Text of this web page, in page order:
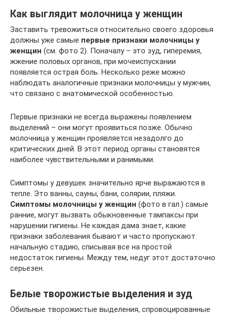
Как выглядит молочница у женщин
Заставить тревожиться относительно своего здоровья
должны уже самые первые признаки молочницы у
женщин (см. фото 2). Поначалу – это зуд, гиперемия,
жжение половых органов, при мочеиспускании
появляется острая боль. Несколько реже можно
наблюдать аналогичные признаки молочницы у мужчин,
что связано с анатомической особенностью.
Первые признаки не всегда выражены появлением
выделений – они могут проявиться позже. Обычно
молочница у женщин проявляется незадолго до
критических дней. В этот период органы становятся
наиболее чувствительными и ранимыми.
Симптомы у девушек значительно ярче выражаются в
тепле. Это ванны, сауны, бани, солярии, пляжи.
Симптомы молочницы у женщин (фото в гал.) самые
ранние, могут вызвать обыкновенные тампаксы при
нарушении гигиены. Не каждая дама знает, какие
признаки заболевания бывают и часто пропускают
начальную стадию, списывая все на простой
недостаток гигиены. Между тем, недуг этот достаточно
серьезен.
Белые творожистые выделения и зуд
Обильные творожистые выделения, спровоцированные